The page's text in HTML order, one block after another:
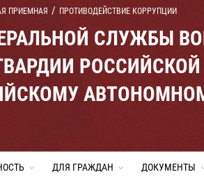
ПРИЕМНАЯ ПРОТИВОДЕЙСТВИЕ КОРРУПЦИИ
СЛУЖБЫ
ДЛЯ ГРАЖДАН ДОКУМЕНТЫ